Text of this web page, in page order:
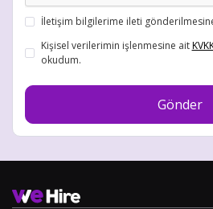
İletişim bilgilerime ileti
Kişisel verilerimin işlenmesine ait
okudum.